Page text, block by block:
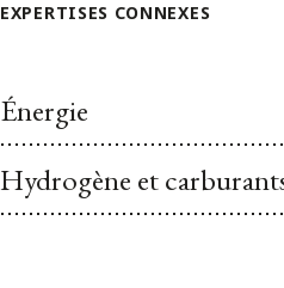
EXPERTISES CONNEXES
Énergie
Hydrogène et